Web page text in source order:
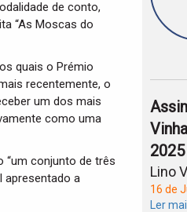
de conto,
“As Moscas do
quais o Prémio
recentemente, o
um dos mais
como uma
“um conjunto de três
apresentado a
2025
Lino
16 de
Ler